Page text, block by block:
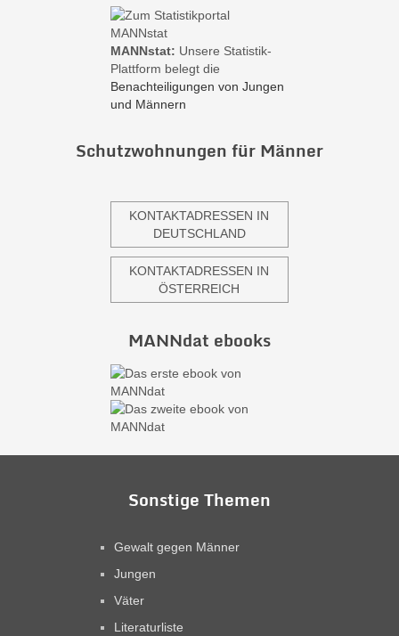
MANNstat: Unsere Statistik-
Plattform belegt die
Benachteiligungen von Jungen
und Männern
Schutzwohnungen für Männer
KONTAKTADRESSEN IN
DEUTSCHLAND
KONTAKTADRESSEN IN
ÖSTERREICH
MANNdat ebooks
Sonstige Themen
Gewalt gegen Männer
Jungen
Väter
Literaturliste